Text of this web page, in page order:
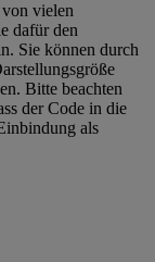
vielen
dafür den
Sie können durch
Bitte beachten
der Code in die
als